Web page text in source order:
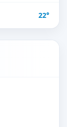
22°